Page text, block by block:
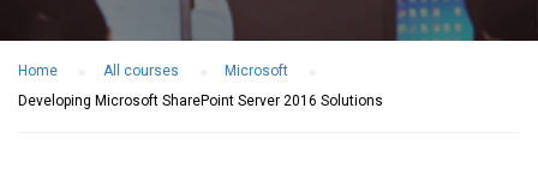
Home All courses
Microsoft
Developing Microsoft SharePoint Server 2016 Solutions